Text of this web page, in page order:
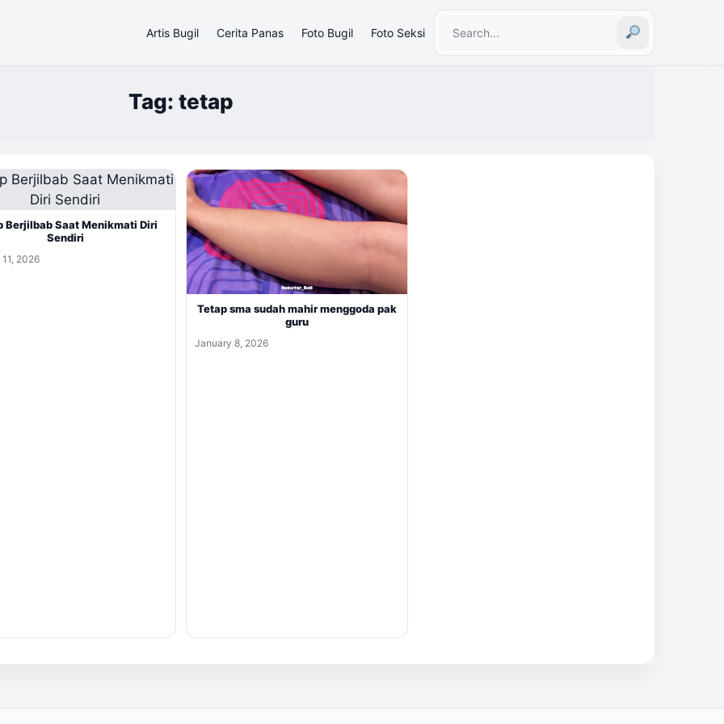
Artis Bugil Cerita Panas Foto Bugil Foto Seksi
Tag: tetap
Berjilbab Saat Menikmati Diri
Sendiri
2026
Tetap sma sudah mahir menggoda pak
guru
January 8, 2026